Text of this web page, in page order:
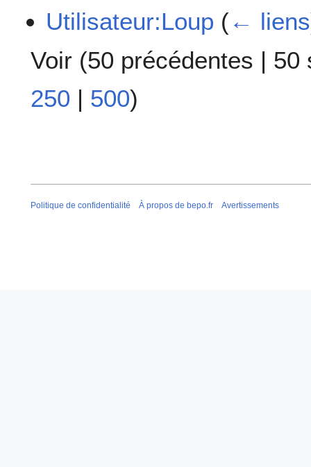
Utilisateur:Loup (← liens
Voir (50 précédentes | 50
250 | 500)
Politique de confidentialité À propos de bepo.fr Avertissements